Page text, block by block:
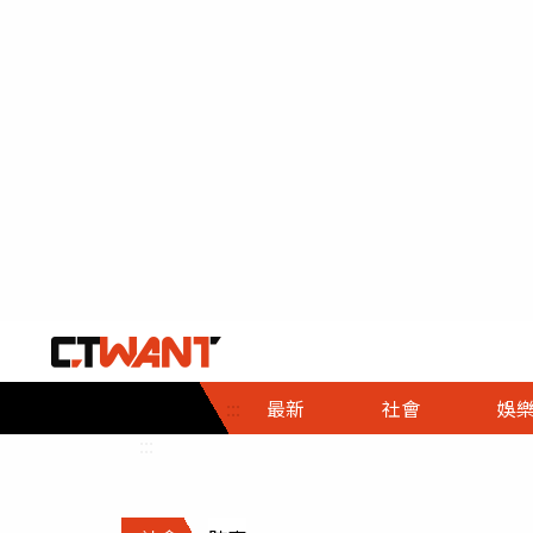
::: 最新 社會
社會首頁
時事
調查
娛樂
娛樂首頁
即時
財經首頁
熱線
政